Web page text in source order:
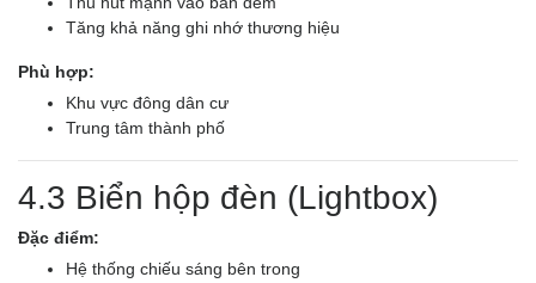
Tăng khả năng ghi nhớ thương hiệu
Phù hợp:
Khu vực đông dân cư
Trung tâm thành phố
4.3 Biển hộp đèn (Lightbox)
Đặc điểm:
Hệ thống chiếu sáng bên trong